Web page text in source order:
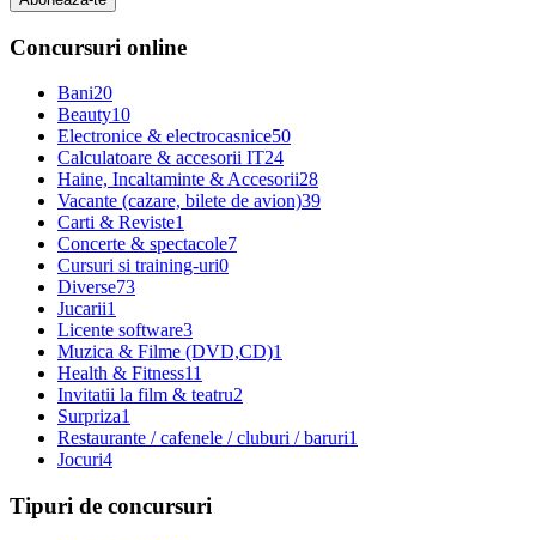
Concursuri online
Bani20
Beauty10
Electronice & electrocasnice50
Calculatoare & accesorii IT24
Haine, Incaltaminte & Accesorii28
Vacante (cazare, bilete de avion)39
Carti & Reviste1
Concerte & spectacole7
Cursuri si training-uri0
Diverse73
Jucarii1
Licente software3
Muzica & Filme (DVD,CD)1
Health & Fitness11
Invitatii la film & teatru2
Surpriza1
Restaurante / cafenele / cluburi / baruri1
Jocuri4
Tipuri de concursuri